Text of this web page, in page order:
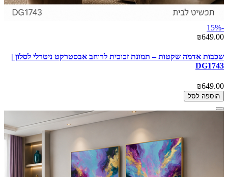
-15%
₪649.00
שכבות אדמה שקטות – תמונת זכוכית לרוחב אבסטרקט ניטרלי לסלון |
DG1743
₪649.00
הוספה לסל